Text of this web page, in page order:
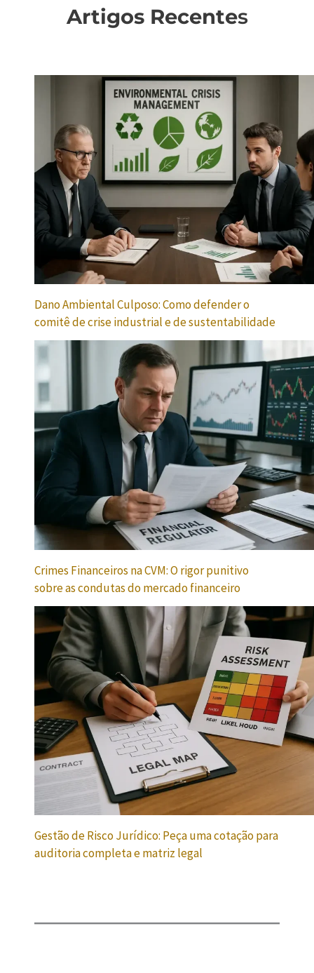
Artigos Recentes
Dano Ambiental Culposo: Como defender o
comitê de crise industrial e de sustentabilidade
Crimes Financeiros na CVM: O rigor punitivo
sobre as condutas do mercado financeiro
Gestão de Risco Jurídico: Peça uma cotação para
auditoria completa e matriz legal